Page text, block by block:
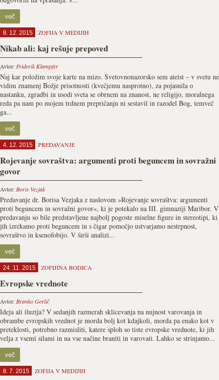
več
8. 12. 2015 ZOFIJA V MEDIJIH
Nikab ali: kaj rešuje prepoved
Avtor: Friderik Klampfer
Naj kar položim svoje karte na mizo. Svetovnonazorsko sem ateist – v svetu ne
vidim znamenj Božje prisotnosti (kvečjemu nasprotno), za pojasnila o
nastanku, zgradbi in usodi sveta se obrnem na znanost, ne religijo, moralnega
reda pa nam po mojem trdnem prepričanju ni sestavil in razodel Bog, temveč
ga...
več
4. 12. 2015 PREDAVANJE
Rojevanje sovraštva: argumenti proti beguncem in sovražni
govor
Avtor: Boris Vezjak
Predavanje dr. Borisa Vezjaka z naslovom »Rojevanje sovraštva: argumenti
proti beguncem in sovražni govor«, ki je potekalo na III. gimnaziji Maribor. V
predavanju so bile predstavljene najbolj pogoste miselne figure in stereotipi, ki
jih izrekamo proti beguncem in s čigar pomočjo ustvarjamo nestrpnost,
sovraštvo in ksenofobijo. V širši analizi...
več
24. 11. 2015 ZOFIJINA BODICA
Evropske vrednote
Avtor: Branko Gerlič
Ideja ali iluzija? V sedanjih razmerah sklicevanja na nujnost varovanja in
obrambe evropskih vrednot je morda bolj kot kdajkoli, morda pa enako kot v
preteklosti, potrebno razmisliti, katere sploh so tiste evropske vrednote, ki jih
velja z vsemi silami in na vse načine braniti in varovati. Lahko se strinjamo...
več
8. 7. 2015 ZOFIJA V MEDIJIH